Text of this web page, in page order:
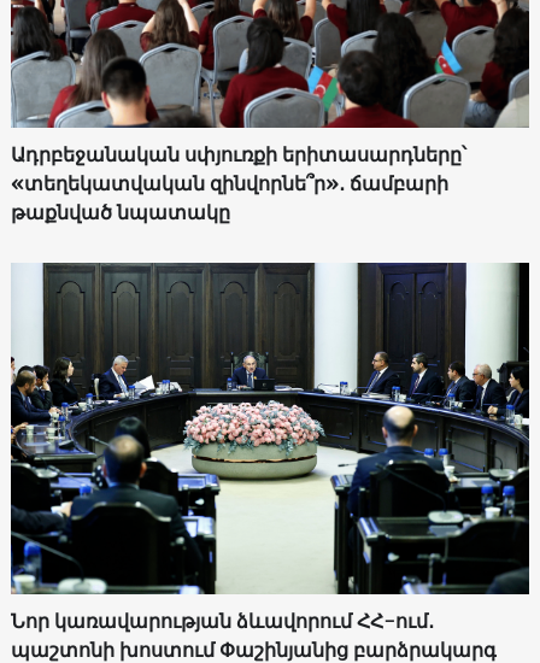
Ադրբեջանական սփյուռքի երիտասարդները՝
«տեղեկատվական զինվորնե՞ր»․ ճամբարի
թաքնված նպատակը
Նոր կառավարության ձևավորում ՀՀ-ում․
պաշտոնի խոստում Փաշինյանից բարձրակարգ